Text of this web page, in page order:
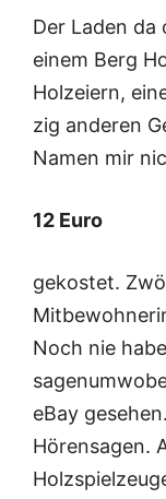
Der Laden da
einem Berg
Holzeiern,
zig anderen
Namen mir
12 Euro
gekostet.
Noch nie
eBay
Hörensagen.